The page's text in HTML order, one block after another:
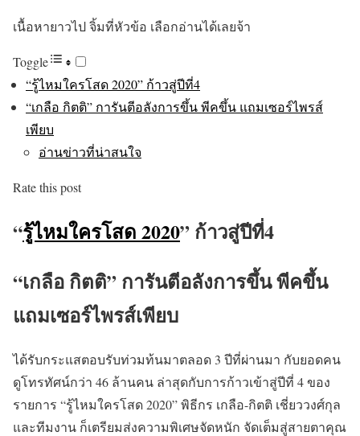
เนื้อหายาวไป จิ้มที่หัวข้อ เลือกอ่านได้เลยจ้า
Toggle
“รู้ไหมใครโสด 2020” ก้าวสู่ปีที่4
“เกลือ กิตติ” การันตีอลังการขึ้น พีคขึ้น แถมเซอร์ไพรส์
เพียบ
อ่านข่าวที่น่าสนใจ
Rate this post
“รู้ไหมใครโสด 2020” ก้าวสู่ปีที่4
“เกลือ กิตติ” การันตีอลังการขึ้น พีคขึ้น
แถมเซอร์ไพรส์เพียบ
ได้รับกระแสตอบรับท่วมท้นมาตลอด 3 ปีที่ผ่านมา กับยอดคน
ดูโทรทัศน์กว่า 46 ล้านคน ล่าสุดกับการก้าวเข้าสู่ปีที่ 4 ของ
รายการ “รู้ไหมใครโสด 2020” พิธีกร เกลือ-กิตติ เชี่ยววงศ์กุล
และทีมงาน ก็เตรียมส่งความพิเศษจัดหนัก จัดเต็มสู่สายตาคุณ